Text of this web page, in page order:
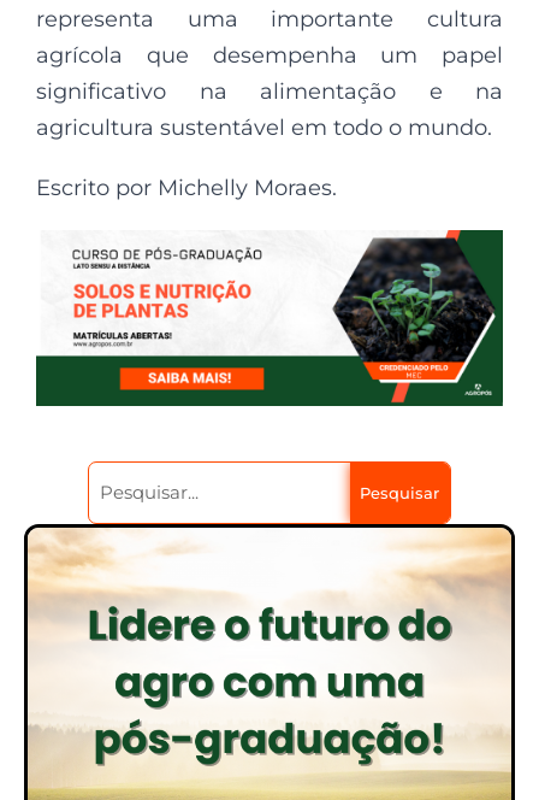
representa uma importante cultura
agrícola que desempenha um papel
significativo na alimentação e na
agricultura sustentável em todo o mundo.
Escrito por Michelly Moraes.
Pesquisar